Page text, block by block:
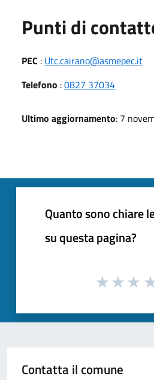
Punti di
PEC : Utc.cairano@asmepec.it
Telefono :0827 37034
Ultimo aggiornamento: 7
Quanto sono chiare
su questa pagina?
Contatta il comune